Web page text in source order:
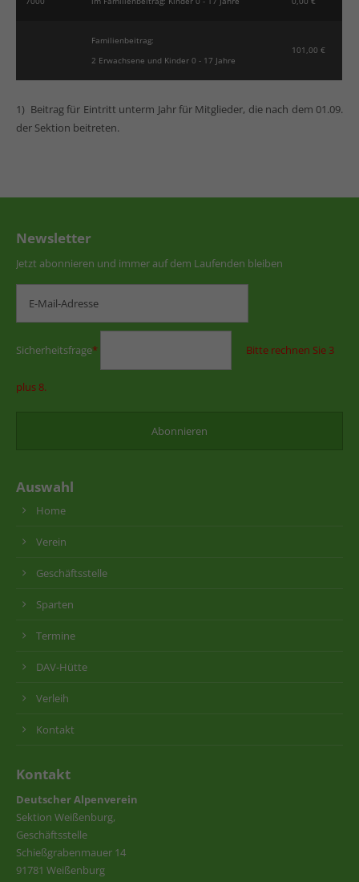
Familienbeitrag:
2 Erwachsene und Kinder 0 - 17 Jahre
101,00 €
1) Beitrag für Eintritt unterm Jahr für Mitglieder, die nach dem 01.09.
der Sektion beitreten.
Newsletter
Jetzt abonnieren und immer auf dem Laufenden bleiben
Sicherheitsfrage* Bitte rechnen Sie 3
plus 8.
Auswahl
Home
Verein
Geschäftsstelle
Sparten
Termine
DAV-Hütte
Verleih
Kontakt
Kontakt
Deutscher Alpenverein
Sektion Weißenburg,
Geschäftsstelle
Schießgrabenmauer 14
91781 Weißenburg